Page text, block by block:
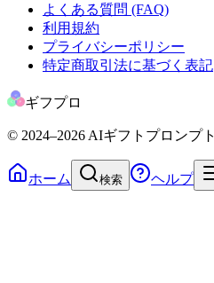
よくある質問 (FAQ)
利用規約
プライバシーポリシー
特定商取引法に基づく表記
ギフプロ
© 2024–2026 AIギフトプロンプト
ホーム 検索 ヘルプ